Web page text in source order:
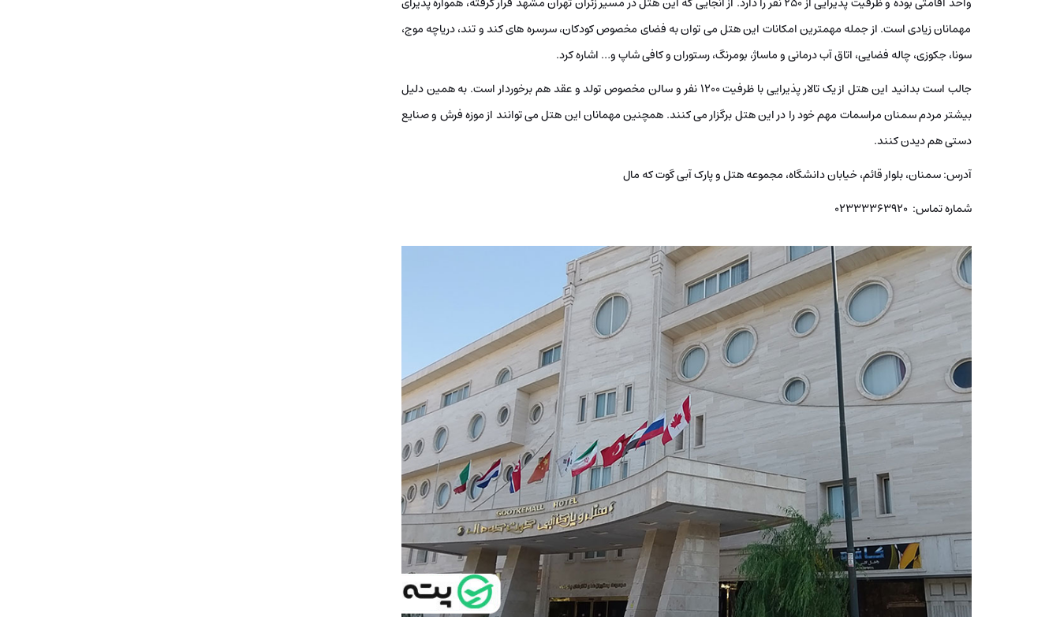
مهمانان زیادی است. از جمله مهمترین امکانات این هتل می توان به فضای مخصوص کودکان، سرسره های کند و تند، دریاچه موج،
سونا، جکوزی، چاله فضایی، اتاق آب درمانی و ماساژ، بومرنگ، رستوران و کافی شاپ و… اشاره کرد.
جالب است بدانید این هتل از یک تالار پذیرایی با ظرفیت 1200 نفر و سالن مخصوص تولد و عقد هم برخوردار است. به همین دلیل
بیشتر مردم سمنان مراسمات مهم خود را در این هتل برگزار می کنند. همچنین مهمانان این هتل می توانند از موزه فرش و صنایع
دستی هم دیدن کنند.
آدرس: سمنان، بلوار قائم، خیابان دانشگاه، مجموعه هتل و پارک آبی گوت که مال
شماره تماس: 02333363920